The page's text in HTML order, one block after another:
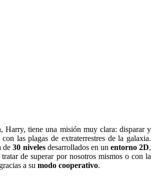
Harry, tiene una misión muy clara: disparar y
las plagas de extraterrestres de la galaxia.
de30 nivelesdesarrollados en un entorno 2D,
de superar por nosotros mismos o con la
a su modo cooperativo.